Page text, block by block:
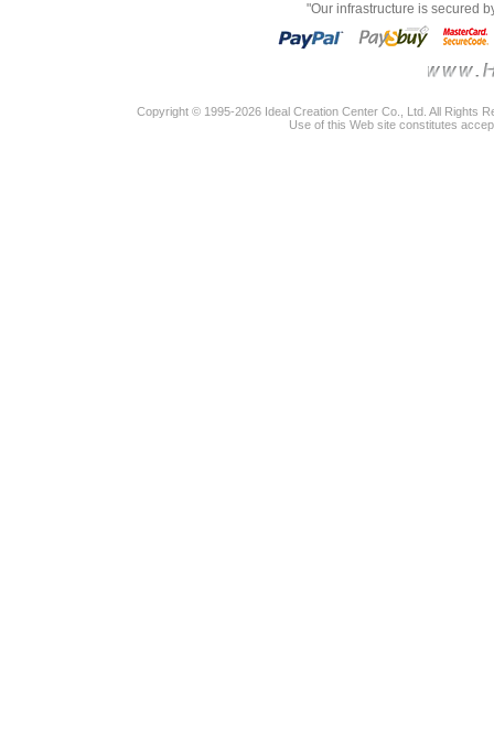
"Our infrastructure is secured
Copyright © 1995-2026 Ideal Creation Center Co., Ltd. All Rights
Use of this Web site constitutes